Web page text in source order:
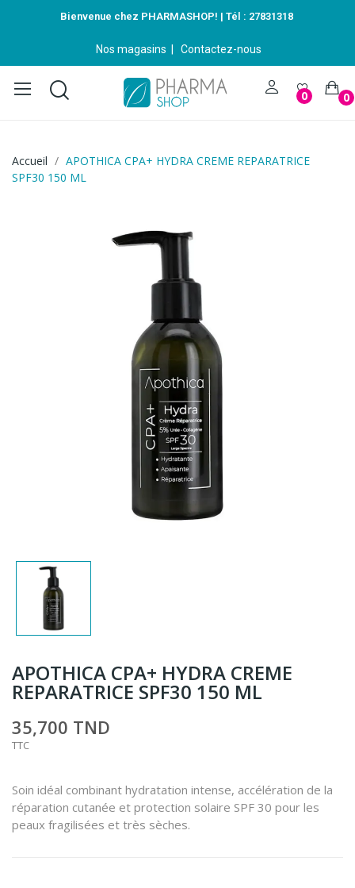
Bienvenue chez PHARMASHOP! | Tél : 27831318
Nos magasins Contactez-nous
0 0
Accueil
APOTHICA CPA+ HYDRA CREME REPARATRICE
SPF30 150 ML
APOTHICA CPA+ HYDRA CREME
REPARATRICE SPF30 150 ML
35,700 TND
TTC
Soin idéal combinant hydratation intense, accélération de la
réparation cutanée et protection solaire SPF 30 pour les
peaux fragilisées et très sèches.